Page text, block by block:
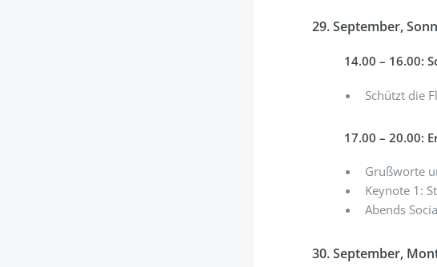
29. September,
14.00 – 16.00:
Schützt die
17.00 – 20.00:
Grußworte
Keynote 1:
Abends
30. September,